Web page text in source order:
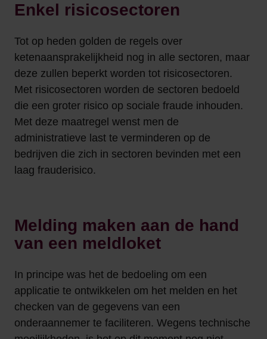
Enkel risicosectoren
Tot op heden golden de regels over
ketenaansprakelijkheid nog in alle sectoren, maar
deze zullen beperkt worden tot risicosectoren.
Met risicosectoren worden de sectoren bedoeld
die een groter risico op sociale fraude inhouden.
Met deze maatregel wenst men de
administratieve last te verminderen op de
bedrijven die zich in sectoren bevinden met een
laag frauderisico.
Melding maken aan de hand
van een meldloket
In principe was het de bedoeling om een
applicatie te ontwikkelen om het melden en het
checken van de gegevens van een
onderaannemer te faciliteren. Wegens technische